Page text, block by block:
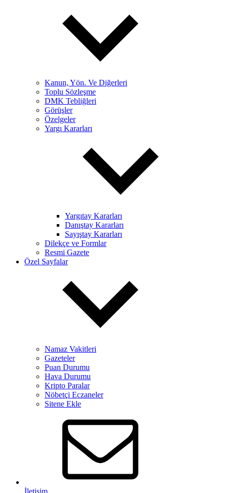
Kanun, Yön. Ve Diğerleri
Toplu Sözleşme
DMK Tebliğleri
Görüşler
Özelgeler
Yargı Kararları
Yargıtay Kararları
Danıştay Kararları
Sayıştay Kararları
Dilekçe ve Formlar
Resmi Gazete
Özel Sayfalar
Namaz Vakitleri
Gazeteler
Puan Durumu
Hava Durumu
Kripto Paralar
Nöbetçi Eczaneler
Sitene Ekle
İletişim